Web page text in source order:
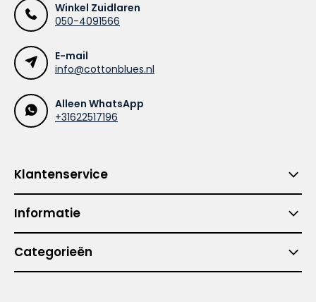
Winkel Zuidlaren
050-4091566
E-mail
info@cottonblues.nl
Alleen WhatsApp
+31622517196
Klantenservice
Informatie
Categorieën